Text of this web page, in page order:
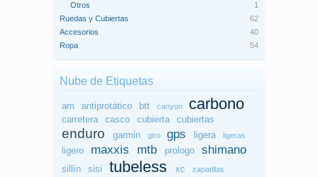
Otros
1
Ruedas y Cubiertas
62
Accesorios
40
Ropa
54
Nube de Etiquetas
am antiprotático btt canyon carbono
carretera casco cubierta cubiertas
enduro garmin giro gps ligera ligeras
ligero maxxis mtb prologo shimano
sillín sisi tubeless xc zapatillas